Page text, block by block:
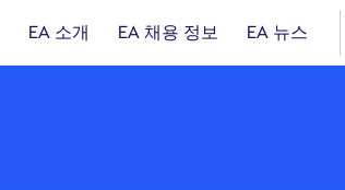
EA 소개 EA 채용 정보 EA 뉴스